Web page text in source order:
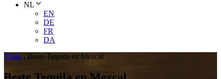
NL
EN
DE
FR
DA
Thuis | Beste Tequila en Mezcal